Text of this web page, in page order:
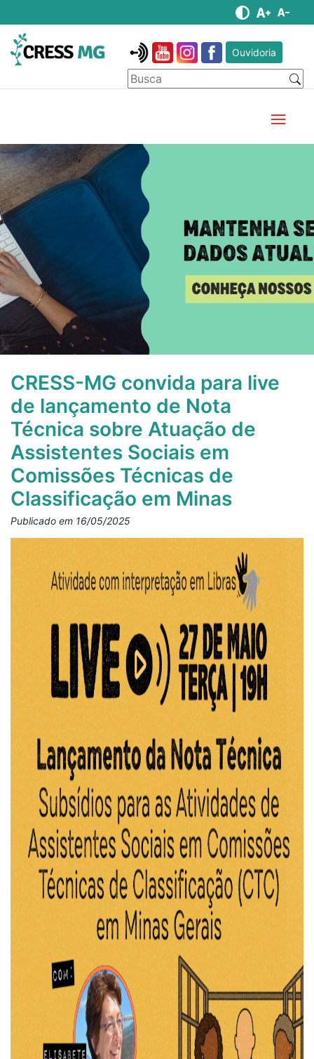
Ouvidoria
CRESS-MG convida para live
de lançamento de Nota
Técnica sobre Atuação de
Assistentes Sociais em
Comissões Técnicas de
Classificação em Minas
Publicado em 16/05/2025